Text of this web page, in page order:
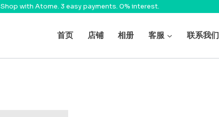
Shop with Atome. 3 easy payments. 0% interest.
首页 店铺 相册 客服 联系我们